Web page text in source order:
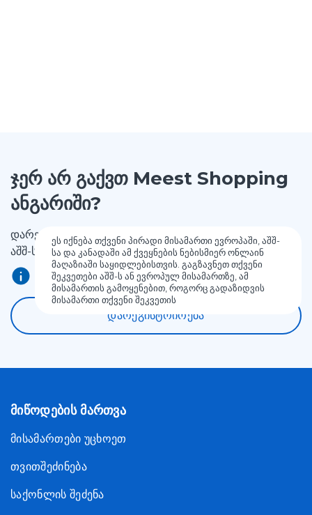
ჯერ არ გაქვთ Meest Shopping
ანგარიში?
დარეგისტრირდით და მიიღეთ მისამართი ევროპაში,
აშშ-სა და კანადაში Meest Shopping— დან!
ეს იქნება თქვენი პირადი მისამართი ევროპაში, აშშ-
სა და კანადაში ამ ქვეყნების ნებისმიერ ონლაინ
მაღაზიაში საყიდლებისთვის. გაგზავნეთ თქვენი
შეკვეთები აშშ-ს ან ევროპულ მისამართზე, ამ
მისამართის გამოყენებით, როგორც გადაზიდვის
მისამართი თქვენი შეკვეთის
დარეგისტრირება
მიწოდების მართვა
მისამართები უცხოეთ
თვითშეძინება
საქონლის შეძენა